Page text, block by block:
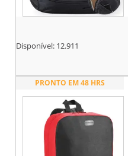
Disponível: 12.911
PRONTO EM 48 HRS